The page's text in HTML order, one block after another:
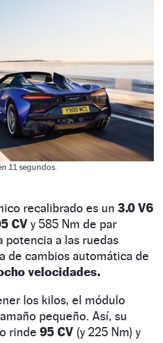
11 segundos.
recalibrado es un 3.0 V6
CV y 585 Nm de par
potencia a las ruedas
de cambios automática de
velocidades.
los kilos, el módulo
pequeño. Así, su
rinde 95 CV (y 225 Nm) y